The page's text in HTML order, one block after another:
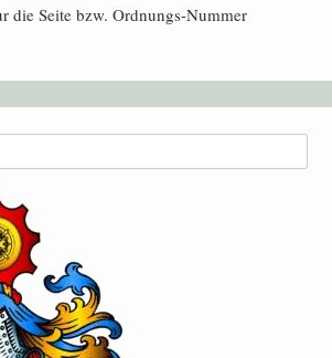
die Seite bzw. Ordnungs-Nummer